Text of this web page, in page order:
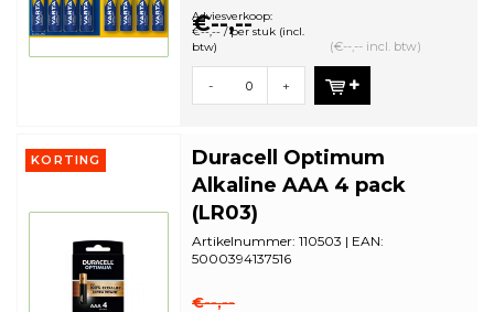
bestelhoeveelheid: 20
€--,--
Adviesverkoop:
€--,-- / per stuk (incl.
btw)
(€--,-- incl. btw)
- +
KORTING
Duracell Optimum
Alkaline AAA 4 pack
(LR03)
Artikelnummer: 110503 | EAN:
5000394137516
bestelhoeveelheid: 10
€--,--